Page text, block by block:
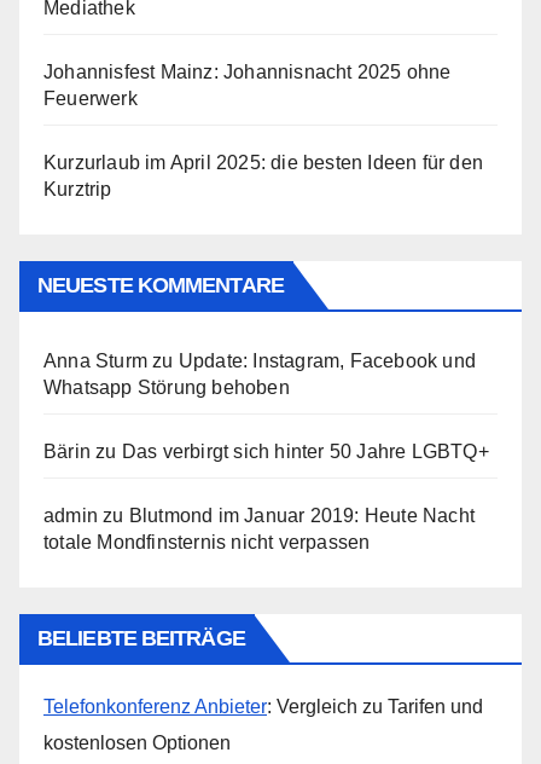
Mediathek
Johannisfest Mainz: Johannisnacht 2025 ohne
Feuerwerk
Kurzurlaub im April 2025: die besten Ideen für den
Kurztrip
NEUESTE KOMMENTARE
Anna Sturm zu Update: Instagram, Facebook und
Whatsapp Störung behoben
Bärin zu Das verbirgt sich hinter 50 Jahre LGBTQ+
admin zu Blutmond im Januar 2019: Heute Nacht
totale Mondfinsternis nicht verpassen
BELIEBTE BEITRÄGE
Telefonkonferenz Anbieter: Vergleich zu Tarifen und
kostenlosen Optionen